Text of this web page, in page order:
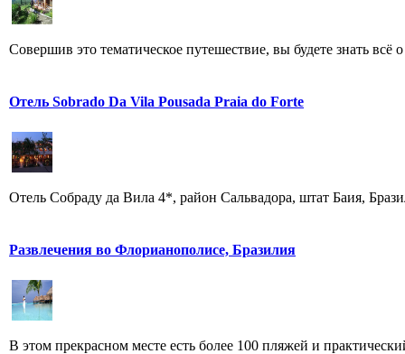
Совершив это тематическое путешествие, вы будете знать
Отель Sobrado Da Vila Pousada Praia do Forte
Отель Собраду да Вила 4*, район Сальвадора, штат Баия,
Развлечения во Флорианополисе, Бразилия
В этом прекрасном месте есть более 100 пляжей и